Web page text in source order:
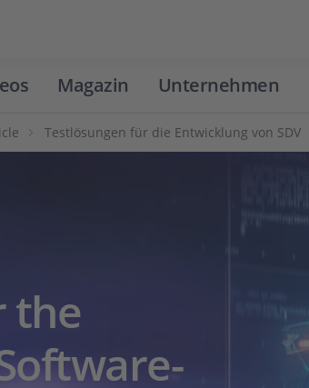
Magazin Unternehmen
Testlösungen für die Entwicklung von SDV
the